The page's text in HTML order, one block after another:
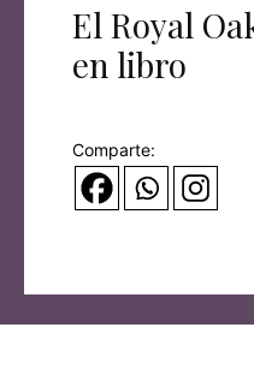
El Royal
en libro
Comparte: